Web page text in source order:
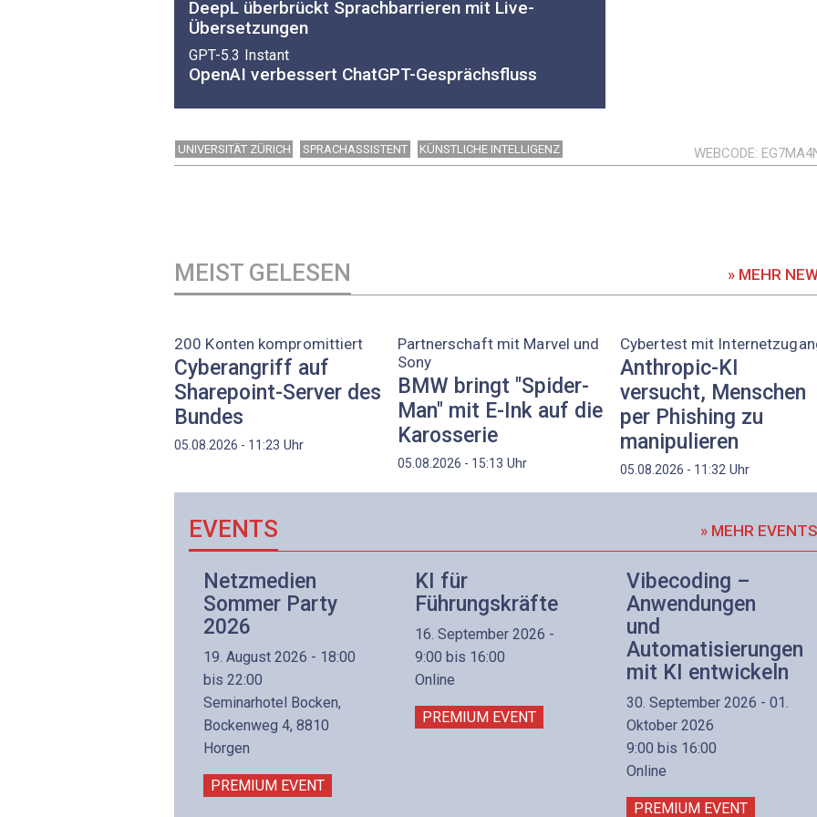
DeepL überbrückt Sprachbarrieren mit Live-
Übersetzungen
GPT-5.3 Instant
OpenAI verbessert ChatGPT-Gesprächsfluss
UNIVERSITÄT ZÜRICH SPRACHASSISTENT KÜNSTLICHE INTELLIGENZ WEBCODE
MEIST GELESEN » MEHR
200 Konten kompromittiert
Cyberangriff auf
Sharepoint-Server des
Bundes
05.08.2026 - 11:23 Uhr
Partnerschaft mit Marvel und
Sony
BMW bringt "Spider-
Man" mit E-Ink auf die
Karosserie
05.08.2026 - 15:13 Uhr
Cybertest mit
Anthropic-KI
versucht, Menschen
per Phishing zu
manipulieren
05.08.2026 - 11:32 Uhr
EVENTS » MEHR EVENTS
Netzmedien
Sommer Party
2026
19. August 2026 - 18:00
bis 22:00
Seminarhotel Bocken,
Bockenweg 4, 8810
Horgen
PREMIUM EVENT
KI für
Führungskräfte
16. September 2026 -
9:00 bis 16:00
Online
PREMIUM EVENT
Vibecoding –
Anwendungen
und
Automatisierungen
mit KI entwickeln
30. September 2026 - 01.
Oktober 2026
9:00 bis 16:00
Online
PREMIUM EVENT